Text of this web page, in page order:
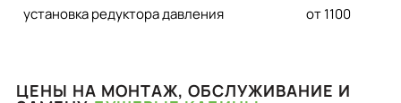
установка редуктора давления
от 1100
ЦЕНЫ НА МОНТАЖ, ОБСЛУЖИВАНИЕ И